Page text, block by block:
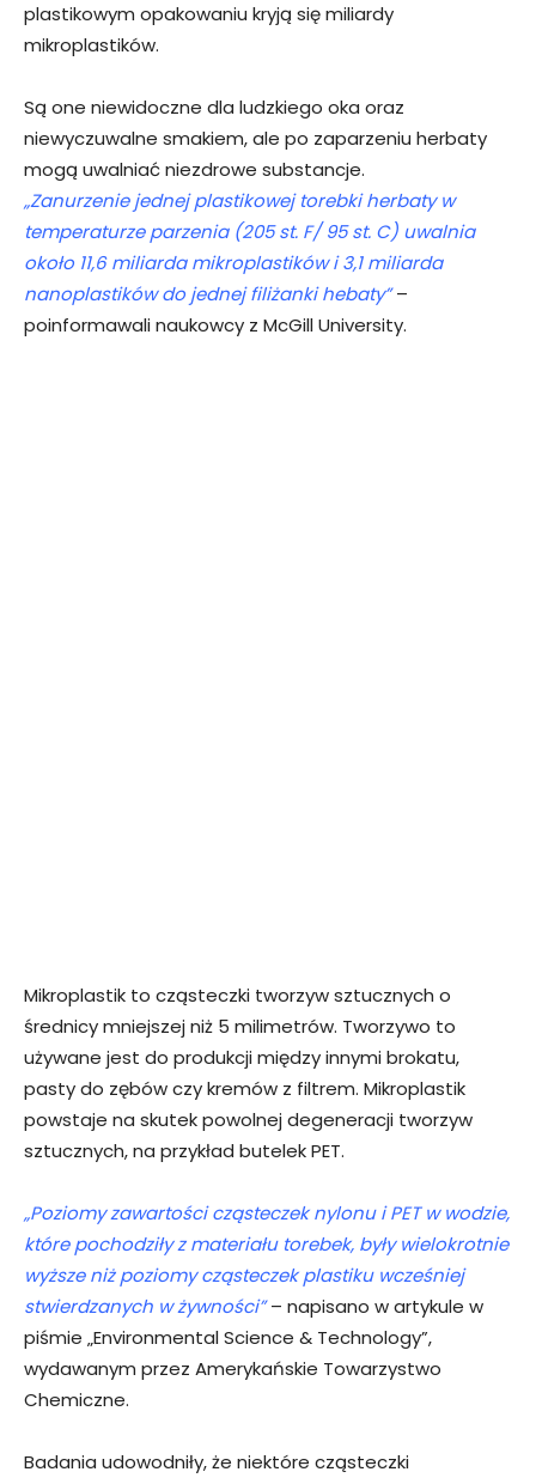
plastikowym opakowaniu kryją się miliardy
mikroplastików.
Są one niewidoczne dla ludzkiego oka oraz
niewyczuwalne smakiem, ale po zaparzeniu herbaty
mogą uwalniać niezdrowe substancje.
„Zanurzenie jednej plastikowej torebki herbaty w
temperaturze parzenia (205 st. F/ 95 st. C) uwalnia
około 11,6 miliarda mikroplastików i 3,1 miliarda
nanoplastików do jednej filiżanki hebaty”–
poinformawali naukowcy z McGill University.
Mikroplastik to cząsteczki tworzyw sztucznych o
średnicy mniejszej niż 5 milimetrów. Tworzywo to
używane jest do produkcji między innymi brokatu,
pasty do zębów czy kremów z filtrem. Mikroplastik
powstaje na skutek powolnej degeneracji tworzyw
sztucznych, na przykład butelek PET.
„Poziomy zawartości cząsteczek nylonu i PET w wodzie,
które pochodziły z materiału torebek, były wielokrotnie
wyższe niż poziomy cząsteczek plastiku wcześniej
stwierdzanych w żywności”– napisano w artykule w
piśmie „Environmental Science & Technology”,
wydawanym przez Amerykańskie Towarzystwo
Chemiczne.
Badania udowodniły, że niektóre cząsteczki